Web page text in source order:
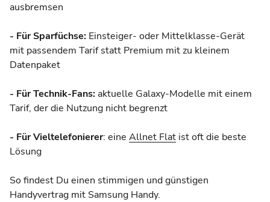
ausbremsen
- Für Sparfüchse: Einsteiger- oder Mittelklasse-Gerät
mit passendem Tarif statt Premium mit zu kleinem
Datenpaket
- Für Technik-Fans:aktuelle Galaxy-Modelle mit einem
Tarif, der die Nutzung nicht begrenzt
- Für Vieltelefonierer: eine Allnet Flat ist oft die beste
Lösung
So findest Du einen stimmigen und günstigen
Handyvertrag mit Samsung Handy.